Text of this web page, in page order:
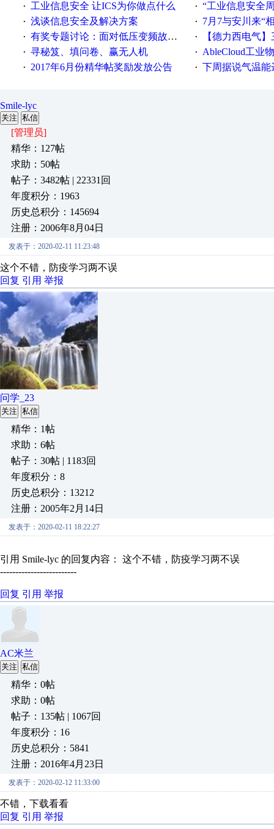
·
工业信息安全 让ICS为你做点什么 · “工业信息安全周之我见”
· 浅谈信息安全及解决方案 · 7月7与安川来“
· 有奖专题讨论：面对低压变频故障，老手是这样解决的！ · 【德力西电气】三
· 寻秘笈、填问卷、赢无人机 · AbleCloud工业物联
· 2017年6月份精华帖奖励发放公告 · 下周据说气温能
Smile-lyc
关注 私信
[管理员]
精华：127帖
求助：50帖
帖子：3482帖 | 22331回
年度积分：1963
历史总积分：145694
注册：2006年8月04日
发表于：2020-02-11 11:23:48
这个不错，防疫学习两不误
回复 引用 举报
问学_23
关注 私信
精华：1帖
求助：6帖
帖子：30帖 | 1183回
年度积分：8
历史总积分：13212
注册：2005年2月14日
发表于：2020-02-11 18:22:27
引用 Smile-lyc 的回复内容： 这个不错，防疫学习两不误
-------------------------
回复 引用 举报
AC米兰
关注 私信
精华：0帖
求助：0帖
帖子：135帖 | 1067回
年度积分：16
历史总积分：5841
注册：2016年4月23日
发表于：2020-02-12 11:33:00
不错，下载看看
回复 引用 举报